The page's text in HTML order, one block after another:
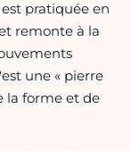
pratiquée en
remonte à la
une « pierre
la forme et de